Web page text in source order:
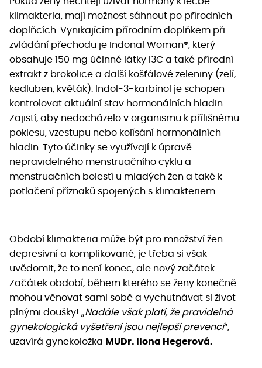
klimakteria, mají možnost sáhnout po přírodních
doplňcích. Vynikajícím přírodním doplňkem při
zvládání přechodu je Indonal Woman®, který
obsahuje 150 mg účinné látky I3C a také přírodní
extrakt z brokolice a další košťálové zeleniny (zelí,
kedluben, květák). Indol-3-karbinol je schopen
kontrolovat aktuální stav hormonálních hladin.
Zajistí, aby nedocházelo v organismu k přílišnému
poklesu, vzestupu nebo kolísání hormonálních
hladin. Tyto účinky se využívají k úpravě
nepravidelného menstruačního cyklu a
menstruačních bolestí u mladých žen a také k
potlačení příznaků spojených s klimakteriem.
Období klimakteria může být pro množství žen
depresivní a komplikované, je třeba si však
uvědomit, že to není konec, ale nový začátek.
Začátek období, během kterého se ženy konečně
mohou věnovat sami sobě a vychutnávat si život
plnými doušky! „Nadále však platí, že pravidelná
gynekologická vyšetření jsou nejlepší prevencí“,
uzavírá gynekoložka MUDr. Ilona Hegerová.